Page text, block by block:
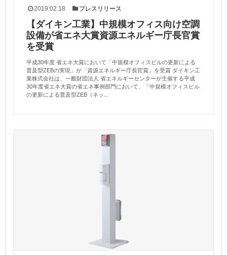
2019.02.18 プレスリリース
【ダイキン工業】中規模オフィス向け空調
設備が省エネ大賞資源エネルギー庁長官賞
を受賞
平成30年度 省エネ大賞において「中規模オフィスビルの更新による
普及型ZEBの実現」が「資源エネルギー庁長官賞」を受賞 ダイキン工
業株式会社は、一般財団法人 省エネルギーセンターが主催する平成
30年度省エネ大賞の省エネ事例部門において、「中規模オフィスビル
の更新による普及型ZEB（ネッ...